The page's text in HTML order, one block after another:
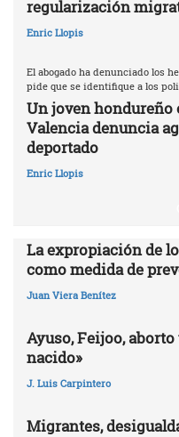
regularización
Enric Llopis
El abogado ha denunciado los
pide que se identifique a los
Un joven hondureño
Valencia denuncia
deportado
Enric Llopis
La expropiación de
como medida de
Juan Viera Benítez
Ayuso, Feijoo,
nacido»
J. Luis Carpintero
Migrantes,